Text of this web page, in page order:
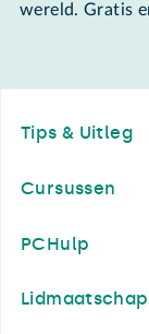
wereld. Gratis
Tips & Uitleg
Cursussen
PCHulp
Lidmaatschap